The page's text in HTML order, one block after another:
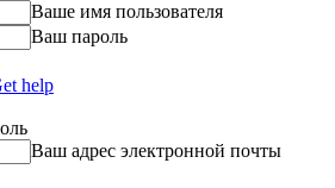
Ваше имя пользователя
Ваш пароль
help
Ваш адрес электронной почты